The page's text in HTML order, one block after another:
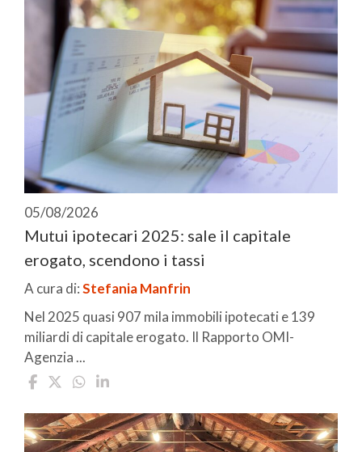
05/08/2026
Mutui ipotecari 2025: sale il capitale
erogato, scendono i tassi
A cura di:Stefania Manfrin
Nel 2025 quasi 907 mila immobili ipotecati e 139
miliardi di capitale erogato. Il Rapporto OMI-
Agenzia ...